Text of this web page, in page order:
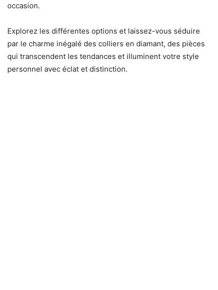
occasion.
Explorez les différentes options et laissez-vous séduire
par le charme inégalé des colliers en diamant, des pièces
qui transcendent les tendances et illuminent votre style
personnel avec éclat et distinction.